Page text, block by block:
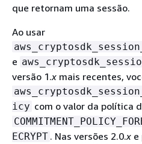
que retornam uma sessão.
Ao usar
e
versão 1.x mais recentes,
icy com o valor da política
ECRYPT . Nas versões 2.0.x e